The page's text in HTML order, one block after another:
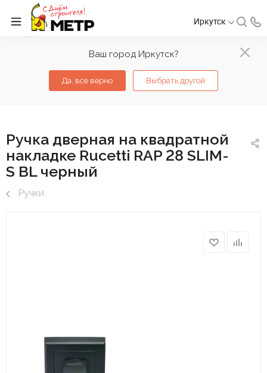
Ваш город Иркутск?
Да, все верно Выбрать другой
Иркутск
Ручка дверная на квадратной
накладке Rucetti RAP 28 SLIM-
S BL черный
Ручки